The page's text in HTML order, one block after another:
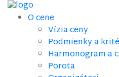
O cene
Vízia ceny
Podmienky a
Harmonogram a
Porota